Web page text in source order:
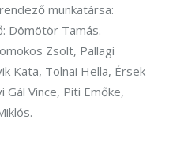
munkatársa:
Dömötör Tamás.
Zsolt, Pallagi
Kata, Tolnai Hella, Érsek-
Vince, Piti Emőke,